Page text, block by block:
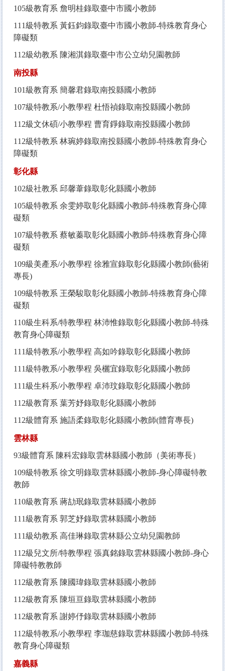
105級教育系 詹明桂錄取臺中市國小教師
111級特教系 黃鈺鈞錄取臺中市國小教師-特殊教育身心
障礙類
112級幼教系 陳湘淇錄取臺中市公立幼兒園教師
南投縣
101級教育系 簡馨君錄取南投縣國小教師
107級特教系/小教學程 杜悟禎錄取南投縣國小教師
112級文休碩/小教學程 曹育錚錄取南投縣國小教師
112級特教系 林琬婷錄取南投縣國小教師-特殊教育身心
障礙類
彰化縣
102級社教系 邱馨葦錄取彰化縣國小教師
105級特教系 余雯婷取彰化縣國小教師-特殊教育身心障
礙類
107級特教系 蔡敏蓁取彰化縣國小教師-特殊教育身心障
礙類
109級美產系/小教學程 徐雅宣錄取彰化縣國小教師(藝術
專長)
109級特教系 王榮駿取彰化縣國小教師-特殊教育身心障
礙類
110級生科系/特教學程 林沛惟錄取彰化縣國小教師-特殊
教育身心障礙類
111級特教系/小教學程 高如吟錄取彰化縣國小教師
111級特教系/小教學程 吳欐宜錄取彰化縣國小教師
111級生科系/小教學程 卓沛玟錄取彰化縣國小教師
112級教育系 葉芳妤錄取彰化縣國小教師
112級體育系 施語柔錄取彰化縣國小教師(體育專長)
雲林縣
93級體育系 陳科宏錄取雲林縣國小教師（美術專長）
109級特教系 徐文明錄取雲林縣國小教師-身心障礙特教
教師
110級教育系 蔣劼珉錄取雲林縣國小教師
111級教育系 郭芝妤錄取雲林縣國小教師
111級幼教系 高佳琳錄取雲林縣公立幼兒園教師
112級兒文所/特教學程 張真銘錄取雲林縣國小教師-身心
障礙特教教師
112級教育系 陳國瑋錄取雲林縣國小教師
112級教育系 陳垣亘錄取雲林縣國小教師
112級教育系 謝婷伃錄取雲林縣國小教師
112級特教系/小教學程 李珈慈錄取雲林縣國小教師-特殊
教育身心障礙類
嘉義縣